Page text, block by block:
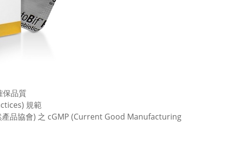
保品質
規範
產品協會) 之 cGMP (Current Good Manufacturing